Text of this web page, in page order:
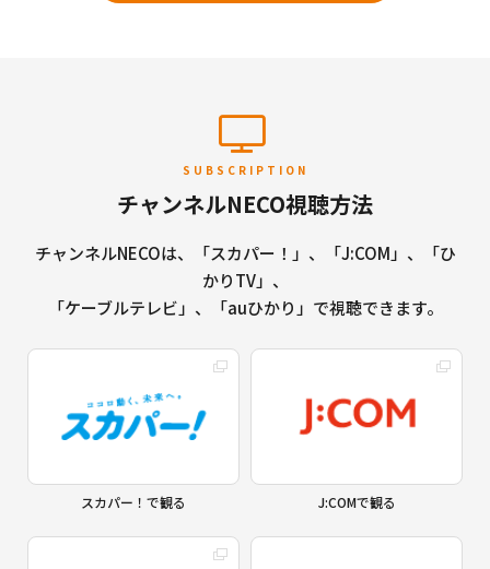
SUBSCRIPTION
チャンネルNECO視聴方法
チャンネルNECOは、「スカパー！」、「J:COM」、「ひ
かりTV」、
「ケーブルテレビ」、「auひかり」で視聴できます。
スカパー！で観る J:COMで観る